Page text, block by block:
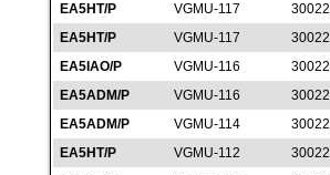
EA5HT/P
VGMU-117 30022
EA5HT/P
VGMU-117 30022
EA5IAO/P
VGMU-116 30022
EA5ADM/P
VGMU-116 30022
EA5ADM/P
VGMU-114 30022
EA5HT/P
VGMU-112 30022